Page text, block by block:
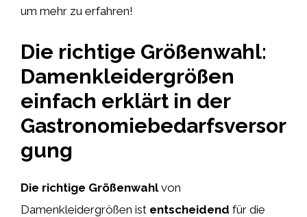
um mehr zu erfahren!
Die richtige Größenwahl:
Damenkleidergrößen
einfach erklärt in der
Gastronomiebedarfsversor
gung
Die richtige Größenwahlvon
Damenkleidergrößen ist entscheidend für die